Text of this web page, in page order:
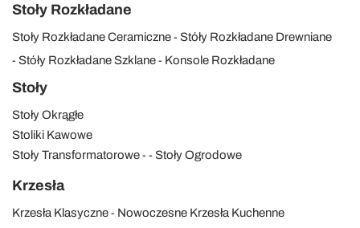
Stoły Rozkładane
Stoły Rozkładane Ceramiczne
Stóły Rozkładane Drewniane
Stóły Rozkładane Szklane
Konsole Rozkładane
Stoły
Stoły Okrągłe
Stoliki Kawowe
Stoły Transformatorowe
Stoły Ogrodowe
Krzesła
Krzesła Klasyczne
Nowoczesne Krzesła Kuchenne